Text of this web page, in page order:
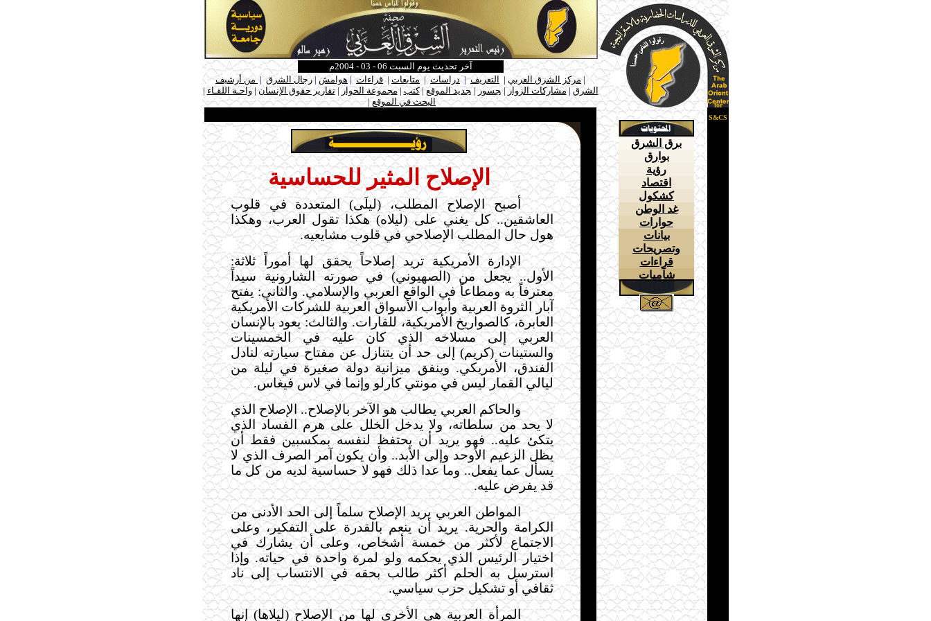
آخر تحديث يوم السبت 06 - 03 - 2004م
ـ |مركز الشرق العربي | التعريف|دراسات|متابعات |قراءات|هوامش|رجال الشرق| من أرشيف
الشرق | مشاركات الزوار|ـجسور| ـجديد الموقع|كتب|مجموعة الحوار|تقارير حقوق الإنسان|واحـة اللقـاء|
البحث في الموقع|ـ
الإصلاح المثير للحساسية
أصبح الإصلاح المطلب، (ليلَى) المتعددة في قلوب
العاشقين.. كل يغني على (ليلاه) هكذا تقول العرب، وهكذا
هول حال المطلب الإصلاحي في قلوب مشايعيه.
الإدارة الأمريكية تريد إصلاحاً يحقق لها أموراً ثلاثة:
الأول.. يجعل من (الصهيوني) في صورته الشارونية سيداً
معترفاً به ومطاعاً في الواقع العربي والإسلامي. والثاني: يفتح
آبار الثروة العربية وأبواب الأسواق العربية للشركات الأمريكية
العابرة، كالصواريخ الأمريكية، للقارات. والثالث: يعود بالإنسان
العربي إلى مسلاخه الذي كان عليه في الخمسينات
والستينات (كريم) إلى حد أن يتنازل عن مفتاح سيارته لنادل
الفندق، الأمريكي. وينفق ميزانية دولة صغيرة في ليلة من
ليالي القمار ليس في مونتي كارلو وإنما في لاس فيغاس.
والحاكم العربي يطالب هو الآخر بالإصلاح.. الإصلاح الذي
لا يحد من سلطاته، ولا يدخل الخلل على هرم الفساد الذي
يتكئ عليه.. فهو يريد أن يحتفظ لنفسه بمكسبين فقط أن
يظل الزعيم الأوحد وإلى الأبد.. وأن يكون آمر الصرف الذي لا
يسأل عما يفعل.. وما عدا ذلك فهو لا حساسية لديه من كل ما
قد يفرض عليه.
المواطن العربي يريد الإصلاح سلماً إلى الحد الأدنى من
الكرامة والحرية. يريد أن ينعم بالقدرة على التفكير، وعلى
الاجتماع لأكثر من خمسة أشخاص، وعلى أن يشارك في
اختيار الرئيس الذي يحكمه ولو لمرة واحدة في حياته. وإذا
استرسل به الحلم أكثر طالب بحقه في الانتساب إلى ناد
ثقافي أو تشكيل حزب سياسي.
المرأة العربية هي الأخرى لها من الإصلاح (ليلاها) إنها
for
S&CS
برق الشرق
بوارق
رؤية
اقتصاد
كشكول
غد الوطن
حوارات
بيانات
وتصريحات
قراءات
شآميات